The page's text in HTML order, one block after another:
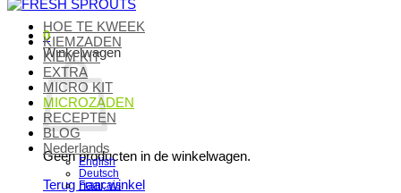
0
Winkelwagen
Geen producten in de winkelwagen.
Terug naar winkel
HOE TE KWEEK
KIEMZADEN
KIEM KIT
EXTRA
MICRO KIT
MICROZADEN
RECEPTEN
BLOG
Nederlands
English
Deutsch
Français